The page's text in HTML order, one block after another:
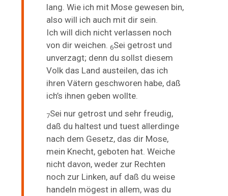
lang. Wie ich mit Mose gewesen bin,
also will ich auch mit dir sein.
Ichwill dich nicht verlassen noch
von dir weichen. 6Sei getrost und
unverzagt; denn du sollst diesem
Volk das Land austeilen, das ich
ihren Vätern geschworen habe, daß
ich’s ihnen geben wollte.
7Sei nur getrost und sehr freudig,
daß du haltest und tuest allerdinge
nach dem Gesetz, das dir Mose,
mein Knecht, geboten hat. Weiche
nicht davon, weder zur Rechten
noch zur Linken, auf daß du weise
handeln mögest in allem, was du